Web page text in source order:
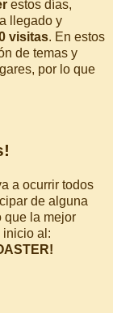
estos días,
llegado y
visitas. En estos
de temas y
por lo que
a ocurrir todos
de alguna
que la mejor
inicio al: